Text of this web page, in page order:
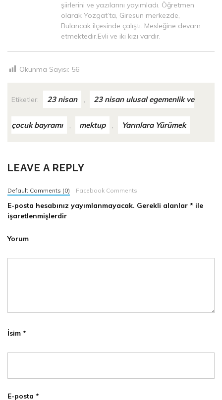
şiirlerini ve yazılarını yayımladı. Öğretmen
olarak Yozgat’ta, Giresun merkezde,
Bulancak ilçesinde çalıştı. Mesleğine devam
etmektedir.Evli ve iki kızı vardır.
Okunma Sayısı: 56
Etiketler: 23 nisan , 23 nisan ulusal egemenlik ve
çocuk bayramı , mektup , Yarınlara Yürümek
LEAVE A REPLY
Default Comments (0) Facebook Comments
E-posta hesabınız yayımlanmayacak. Gerekli alanlar * ile
işaretlenmişlerdir
Yorum
İsim *
E-posta *